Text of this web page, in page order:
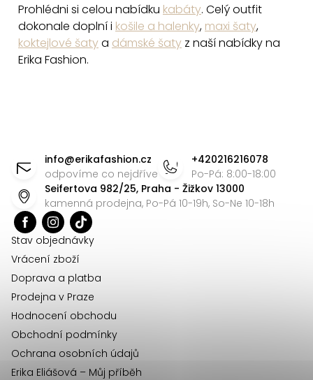
Prohlédni si celou nabídku kabáty. Celý outfit
dokonale doplní i košile a halenky, maxi šaty,
koktejlové šatya dámské šaty z naší nabídky na
Erika Fashion.
info@erikafashion.cz
odpovíme co nejdříve
+420216216078
Po-Pá: 8:00-18:00
Seifertova 982/25, Praha - Žižkov 13000
kamenná prodejna, Po-Pá 10-19h, So-Ne 10-18h
Stav objednávky
Vrácení zboží
Doprava a platba
Prodejna v Praze
Hodnocení obchodu
Obchodní podmínky
Ochrana osobních údajů
Erika Eliášová – Můj příběh